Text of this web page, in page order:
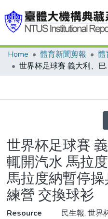
Communities & Collections
Statistics
Home 體育新聞剪報
體
世界杯足球賽 義大利、巴
世界杯足球賽
輒開汽水 馬拉
馬拉度納暫停
練營 交換球衫
Resource
民生報, 世界